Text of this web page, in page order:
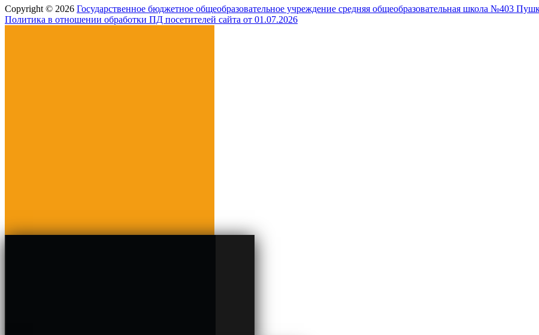
Copyright © 2026 Государственное бюджетное общеобразовательное учреждение средняя общеобразовательная школа №403
Политика в отношении обработки ПД посетителей сайта от 01.07.2026